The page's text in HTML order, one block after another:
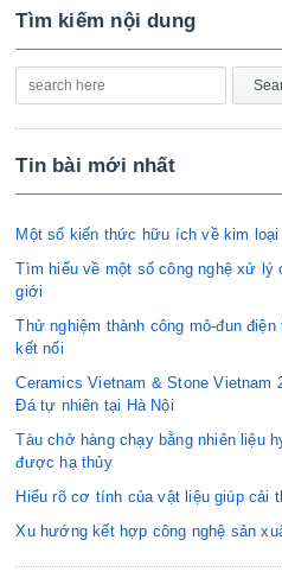
Tìm kiếm nội dung
Tin bài mới nhất
Một số kiến thức hữu ích về kim loại
Tìm hiểu về một số công nghệ xử lý
giới
Thử nghiệm thành công mô-đun
kết nối
Ceramics Vietnam & Stone Vietnam
Đá tự nhiên tại Hà Nội
Tàu chở hàng chạy bằng nhiên liệu
được hạ thủy
Hiểu rõ cơ tính của vật liệu giúp cải
Xu hướng kết hợp công nghệ sản